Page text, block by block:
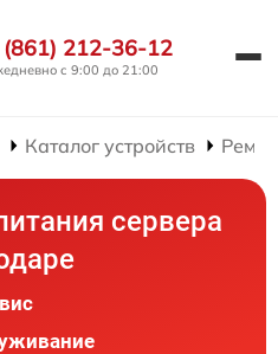
(861) 212-36-12
с 9:00 до 21:00
Каталог устройств
сервера